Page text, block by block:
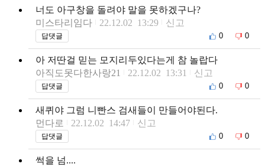
너도 아구창을 돌려야 말을 못하겠구나?
미스타리임다
22.12.02 13:29 신고
답댓글 0 0
아 저딴걸 믿는 모지리두있다는게 참 놀랍다
아직도못다한사랑21
22.12.02 13:31 신고
답댓글 0 0
새퀴야 그럼 니빤스 검새들이 만들어야된다.
먼다로
22.12.02 14:47 신고
답댓글 0 0
썩을 넘....